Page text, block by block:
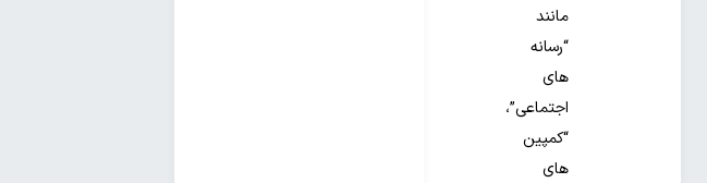
مانند
“رسانه
های
اجتماعی”،
“کمپین
های